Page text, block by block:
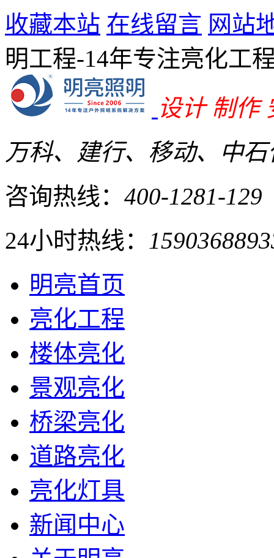
收藏本站 在线留言 网站
明工程-14年专注亮化工
设计 制作
万科、建行、移动、中
咨询热线： 400-1281-129
24小时热线：
明亮首页
亮化工程
楼体亮化
景观亮化
桥梁亮化
道路亮化
亮化灯具
新闻中心